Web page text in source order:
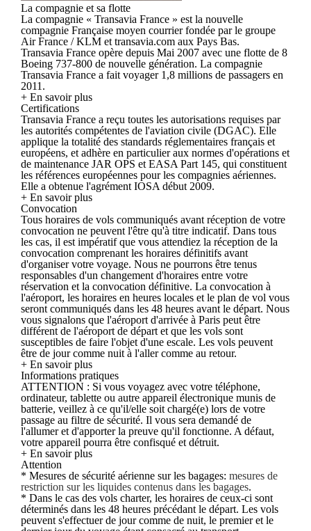
La compagnie et sa flotte
La compagnie « Transavia France » est la nouvelle
compagnie Française moyen courrier fondée par le groupe
Air France / KLM et transavia.com aux Pays Bas.
Transavia France opère depuis Mai 2007 avec une flotte de 8
Boeing 737-800 de nouvelle génération. La compagnie
Transavia France a fait voyager 1,8 millions de passagers en
2011.
+ En savoir plus
Certifications
Transavia France a reçu toutes les autorisations requises par
les autorités compétentes de l'aviation civile (DGAC). Elle
applique la totalité des standards réglementaires français et
européens, et adhère en particulier aux normes d'opérations et
de maintenance JAR OPS et EASA Part 145, qui constituent
les références européennes pour les compagnies aériennes.
Elle a obtenue l'agrément IOSA début 2009.
+ En savoir plus
Convocation
Tous horaires de vols communiqués avant réception de votre
convocation ne peuvent l'être qu'à titre indicatif. Dans tous
les cas, il est impératif que vous attendiez la réception de la
convocation comprenant les horaires définitifs avant
d'organiser votre voyage. Nous ne pourrons être tenus
responsables d'un changement d'horaires entre votre
réservation et la convocation définitive. La convocation à
l'aéroport, les horaires en heures locales et le plan de vol vous
seront communiqués dans les 48 heures avant le départ. Nous
vous signalons que l'aéroport d'arrivée à Paris peut être
différent de l'aéroport de départ et que les vols sont
susceptibles de faire l'objet d'une escale. Les vols peuvent
être de jour comme nuit à l'aller comme au retour.
+ En savoir plus
Informations pratiques
ATTENTION : Si vous voyagez avec votre téléphone,
ordinateur, tablette ou autre appareil électronique munis de
batterie, veillez à ce qu'il/elle soit chargé(e) lors de votre
passage au filtre de sécurité. Il vous sera demandé de
l'allumer et d'apporter la preuve qu'il fonctionne. A défaut,
votre appareil pourra être confisqué et détruit.
+ En savoir plus
Attention
* Mesures de sécurité aérienne sur les bagages: mesures de
restriction sur les liquides contenus dans les bagages.
* Dans le cas des vols charter, les horaires de ceux-ci sont
déterminés dans les 48 heures précédant le départ. Les vols
peuvent s'effectuer de jour comme de nuit, le premier et le